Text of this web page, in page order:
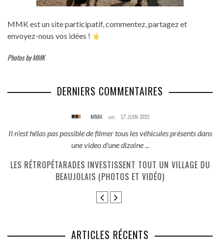
MMK est un site participatif, commentez, partagez et
envoyez-nous vos idées !
Photos by MMK
DERNIERS COMMENTAIRES
MMK on 17 JUIN 2022
Il n'est hélas pas possible de filmer tous les véhicules présents dans
une video d'une dizaine ...
LES RÉTROPÉTARADES INVESTISSENT TOUT UN VILLAGE DU
BEAUJOLAIS (PHOTOS ET VIDÉO)
ARTICLES RÉCENTS